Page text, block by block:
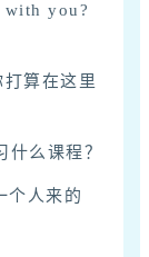
with you?
算在这里
么课程？
人来的